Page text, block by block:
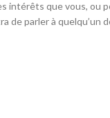
intérêts que vous, ou
parler à quelqu’un